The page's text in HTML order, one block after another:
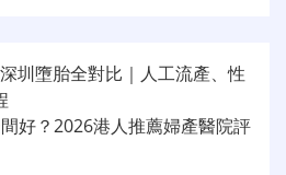
圳墮胎全對比｜人工流產、性
好？2026港人推薦婦產醫院評